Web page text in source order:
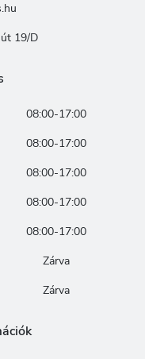
19/D
08:00-17:00
08:00-17:00
08:00-17:00
08:00-17:00
08:00-17:00
Zárva
Zárva